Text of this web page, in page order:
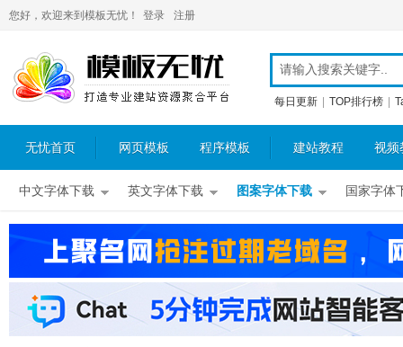
您好，欢迎来到模板无忧！ 登录 注册
每日更新 TOP排行榜
无忧首页 网页模板 程序模板 建站教程 视频
中文字体下载 英文字体下载 图案字体下载 国家字体